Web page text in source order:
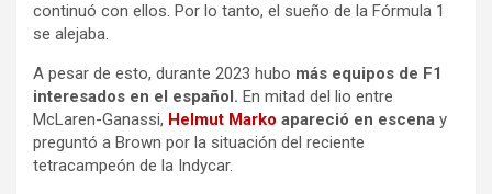
continuó con ellos. Por lo tanto, el sueño de la Fórmula 1
se alejaba.
A pesar de esto, durante 2023 hubo más equipos de F1
interesados en el español. En mitad del lio entre
McLaren-Ganassi, Helmut Marko apareció en escena y
preguntó a Brown por la situación del reciente
tetracampeón de la Indycar.